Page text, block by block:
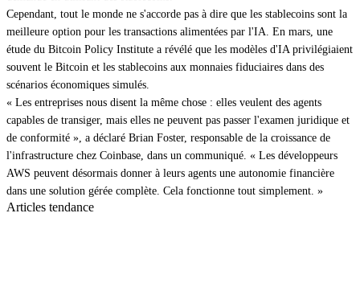
Cependant, tout le monde ne s'accorde pas à dire que les stablecoins sont la
meilleure option pour les transactions alimentées par l'IA. En mars, une
étude du Bitcoin Policy Institute a révélé que les modèles d'IA privilégiaient
souvent le Bitcoin et les stablecoins aux monnaies fiduciaires dans des
scénarios économiques simulés.
« Les entreprises nous disent la même chose : elles veulent des agents
capables de transiger, mais elles ne peuvent pas passer l'examen juridique et
de conformité », a déclaré Brian Foster, responsable de la croissance de
l'infrastructure chez Coinbase, dans un communiqué. « Les développeurs
AWS peuvent désormais donner à leurs agents une autonomie financière
dans une solution gérée complète. Cela fonctionne tout simplement. »
Articles tendance